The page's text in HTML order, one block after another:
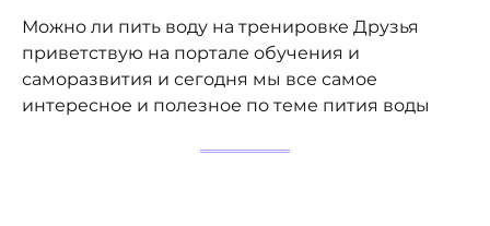
Можно ли пить воду на тренировке Друзья
приветствую на портале обучения и
саморазвития и сегодня мы все самое
интересное и полезное по теме пития воды